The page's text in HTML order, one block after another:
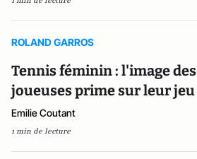
ROLAND GARROS
Tennis féminin : l'image des
joueuses prime sur leur jeu
Emilie Coutant
1 min de lecture